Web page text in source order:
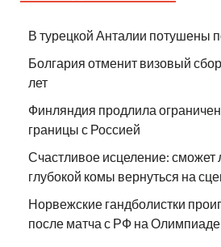
В турецкой Анталии потушены
Болгария отменит визовый
лет
Финляндия продлила
границы с Россией
Счастливое исцеление: сможет
глубокой комы вернуться на
Норвежские гандболистки
после матча с РФ на Олимпиаде